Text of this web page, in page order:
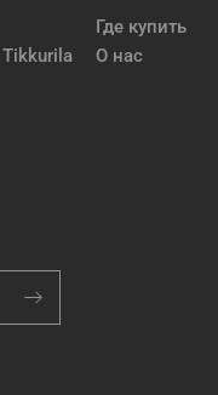
Где купить
О нас